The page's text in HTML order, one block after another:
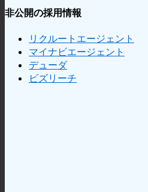
非公開の採用情報
リクルートエージェント
マイナビエージェント
デューダ
ビズリーチ